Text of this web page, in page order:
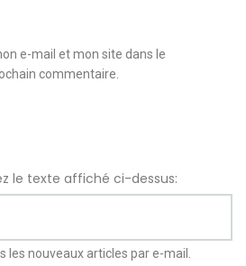
e-mail et mon site dans le
commentaire.
le texte affiché ci-dessus:
les nouveaux articles par e-mail.